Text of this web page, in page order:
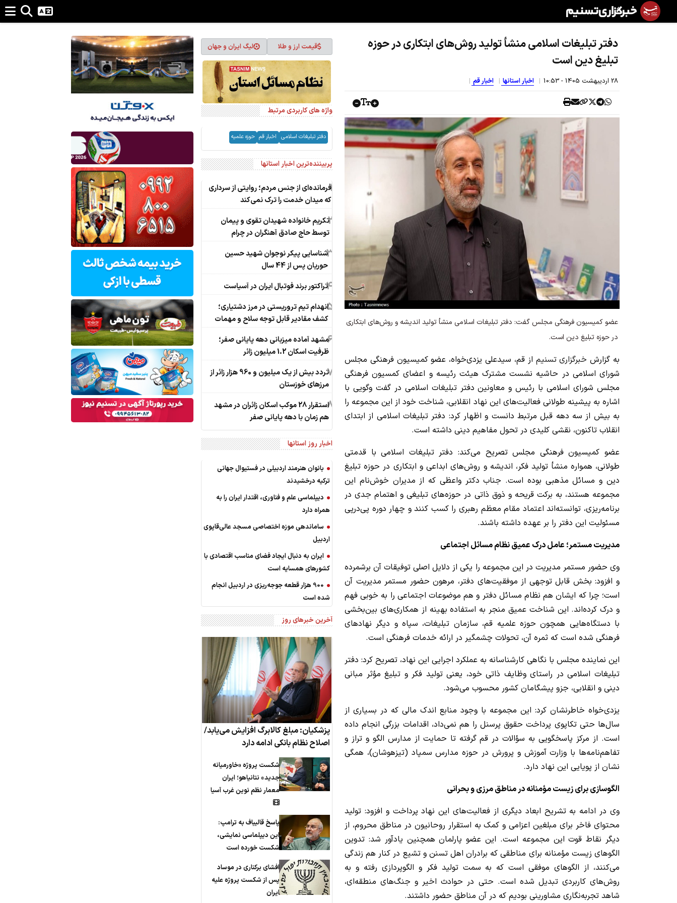
دفتر تبلیغات اسلامی منشأ تولید روش‌های ابتکاری در حوزه
تبلیغ دین است
28 ارديبهشت 1405 - 10:53 اخبار استانها اخبار قم
عضو کمیسیون فرهنگی مجلس گفت: دفتر تبلیغات اسلامی منشأ تولید اندیشه و روش‌های ابتکاری
در حوزه تبلیغ دین است.
به گزارش خبرگزاری تسنیم از قم، سیدعلی یزدی‌خواه، عضو کمیسیون فرهنگی مجلس
شورای اسلامی در حاشیه نشست مشترک هیئت رئیسه و اعضای کمسیون فرهنگی
مجلس شورای اسلامی با رئیس و معاونین دفتر تبلیغات اسلامی در گفت وگویی با
اشاره به پیشینه طولانی فعالیت‌های این نهاد انقلابی، شناخت خود از این مجموعه را
به بیش از سه دهه قبل مرتبط دانست و اظهار کرد: دفتر تبلیغات اسلامی از ابتدای
انقلاب تاکنون، نقشی کلیدی در تحول مفاهیم دینی داشته است.
عضو کمیسیون فرهنگی مجلس تصریح می‌کند: دفتر تبلیغات اسلامی با قدمتی
طولانی، همواره منشأ تولید فکر، اندیشه و روش‌های ابداعی و ابتکاری در حوزه تبلیغ
دین و مسائل مذهبی بوده است. جناب دکتر واعظی که از مدیران خوش‌نام این
مجموعه هستند، به برکت قریحه و ذوق ذاتی در حوزه‌های تبلیغی و اهتمام جدی در
برنامه‌ریزی، توانسته‌اند اعتماد مقام معظم رهبری را کسب کنند و چهار دوره پی‌درپی
مسئولیت این دفتر را بر عهده داشته باشند.
‌مدیریت مستمر؛ عامل درک عمیق نظام مسائل اجتماعی
وی حضور مستمر مدیریت در این مجموعه را یکی از دلایل اصلی توفیقات آن برشمرده
و افزود: بخش قابل توجهی از موفقیت‌های دفتر، مرهون حضور مستمر مدیریت آن
است؛ چرا که ایشان هم نظام مسائل دفتر و هم موضوعات اجتماعی را به خوبی فهم
و درک کرده‌اند. این شناخت عمیق منجر به استفاده بهینه از همکاری‌های بین‌بخشی
با دستگاه‌هایی همچون حوزه علمیه قم، سازمان تبلیغات، سپاه و دیگر نهادهای
فرهنگی شده است که ثمره آن، تحولات چشمگیر در ارائه خدمات فرهنگی است.
این نماینده مجلس با نگاهی کارشناسانه به عملکرد اجرایی این نهاد، تصریح کرد: دفتر
تبلیغات اسلامی در راستای وظایف ذاتی خود، یعنی تولید فکر و تبلیغ مؤثر مبانی
دینی و انقلابی، جزو پیشگامان کشور محسوب می‌شود.
یزدی‌خواه خاطرنشان کرد: این مجموعه با وجود منابع اندک مالی که در بسیاری از
سال‌ها حتی تکاپوی پرداخت حقوق پرسنل را هم نمی‌داد، اقدامات بزرگی انجام داده
است. از مرکز پاسخگویی به سؤالات در قم گرفته تا حمایت از مدارس الگو و تراز و
تفاهم‌نامه‌ها با وزارت آموزش و پرورش در حوزه مدارس سمپاد (تیزهوشان)، همگی
نشان از پویایی این نهاد دارد.
‌الگوسازی برای زیست مؤمنانه در مناطق مرزی و بحرانی
وی در ادامه به تشریح ابعاد دیگری از فعالیت‌های این نهاد پرداخت و افزود: تولید
محتوای فاخر برای مبلغین اعزامی و کمک به استقرار روحانیون در مناطق محروم، از
دیگر نقاط قوت این مجموعه است. این عضو پارلمان همچنین یادآور شد: تدوین
الگوهای زیست مؤمنانه برای مناطقی که برادران اهل تسنن و تشیع در کنار هم زندگی
می‌کنند، از الگوهای موفقی است که به سمت تولید فکر و الگوپردازی رفته و به
روش‌های کاربردی تبدیل شده است. حتی در حوادث اخیر و جنگ‌های منطقه‌ای،
شاهد تجربه‌نگاری مشاورینی بودیم که در آن مناطق حضور داشتند.
قیمت ارز و طلا لیگ ایران و جهان
واژه های کاربردی مرتبط
دفتر تبلیغات اسلامی اخبار قم حوزه علمیه
پربیننده‌ترین اخبار استانها
1فرمانده‌ای از جنس مردم؛ روایتی از سرداری
که میدان خدمت را ترک نمی‌کند
2تکریم خانواده شهیدان تقوی و پیمان
توسط حاج صادق آهنگران در چرام
3شناسایی پیکر نوجوان شهید حسین
حوریان پس از 44 سال
4تراکتور برند فوتبال ایران در آسیاست
5انهدام تیم تروریستی در مرز دشتیاری؛
کشف مقادیر قابل توجه سلاح و مهمات
6مشهد آماده میزبانی دهه پایانی صفر؛
ظرفیت اسکان 1.2 میلیون زائر
7
تردد بیش از یک میلیون و 960 هزار زائر از
مرزهای خوزستان
8
استقرار 28 موکب اسکان زائران در مشهد
هم زمان با دهه پایانی صفر
اخبار روز استانها
بانوان هنرمند اردبیلی در فستیوال جهانی
ترکیه درخشیدند
دیپلماسی علم و فناوری، اقتدار ایران را به
همراه دارد
ساماندهی موزه اختصاصی مسجد عالی‌قاپوی
اردبیل
ایران به دنبال ایجاد فضای مناسب اقتصادی با
کشورهای همسایه است
900 هزار قطعه جوجه‌ریزی در اردبیل انجام
شده است
آخرین خبرهای روز
پزشکیان: مبلغ کالابرگ افزایش می‌یابد/
اصلاح نظام بانکی ادامه دارد
شکست پروژه «خاورمیانه
جدید» نتانیاهو؛ ایران
معمار نظم نوین غرب آسیا
پاسخ قالیباف به ترامپ:
این دیپلماسی نمایشی،
شکست خورده است
افشای برکناری در موساد
پس از شکست پروژه علیه
ایران